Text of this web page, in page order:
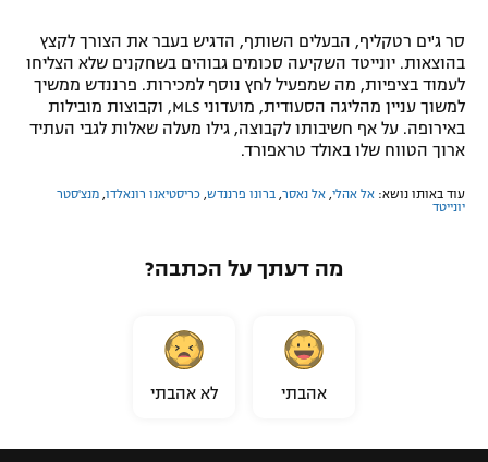
סר ג'ים רטקליף, הבעלים השותף, הדגיש בעבר את הצורך לקצץ
בהוצאות. יונייטד השקיעה סכומים גבוהים בשחקנים שלא הצליחו
לעמוד בציפיות, מה שמפעיל לחץ נוסף למכירות. פרננדש ממשיך
למשוך עניין מהליגה הסעודית, מועדוני MLS, וקבוצות מובילות
באירופה. על אף חשיבותו לקבוצה, גילו מעלה שאלות לגבי העתיד
ארוך הטווח שלו באולד טראפורד.
עוד באותו נושא: אל אהלי אל נאסר ברונו פרננדש כריסטיאנו רונאלדו מנצ'סטר
יונייטד
מה דעתך על הכתבה?
אהבתי לא אהבתי